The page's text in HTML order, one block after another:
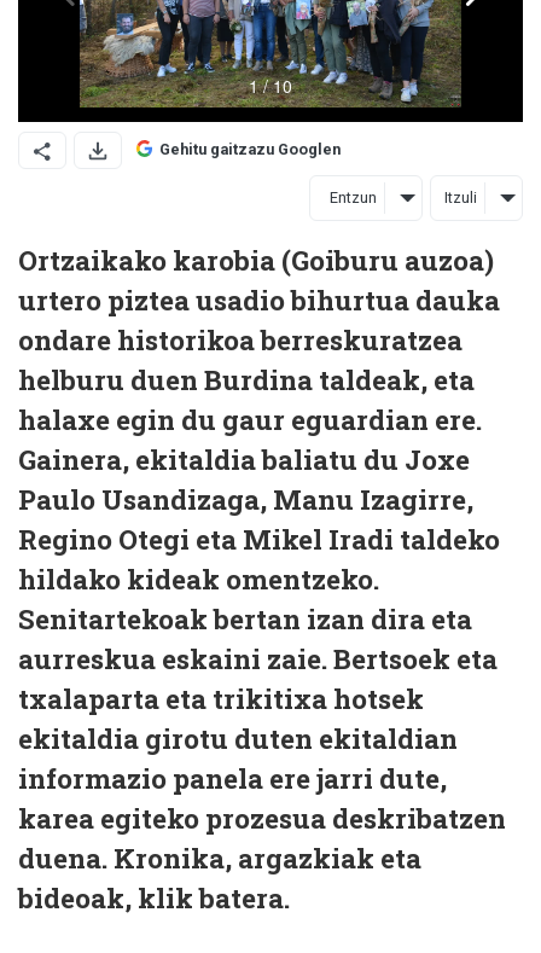
Gehitu gaitzazu Googlen
Entzun Itzuli
Ortzaikako karobia (Goiburu auzoa)
urtero piztea usadio bihurtua dauka
ondare historikoa berreskuratzea
helburu duen Burdina taldeak, eta
halaxe egin du gaur eguardian ere.
Gainera, ekitaldia baliatu du Joxe
Paulo Usandizaga, Manu Izagirre,
Regino Otegi eta Mikel Iradi taldeko
hildako kideak omentzeko.
Senitartekoak bertan izan dira eta
aurreskua eskaini zaie. Bertsoek eta
txalaparta eta trikitixa hotsek
ekitaldia girotu duten ekitaldian
informazio panela ere jarri dute,
karea egiteko prozesua deskribatzen
duena. Kronika, argazkiak eta
bideoak, klik batera.